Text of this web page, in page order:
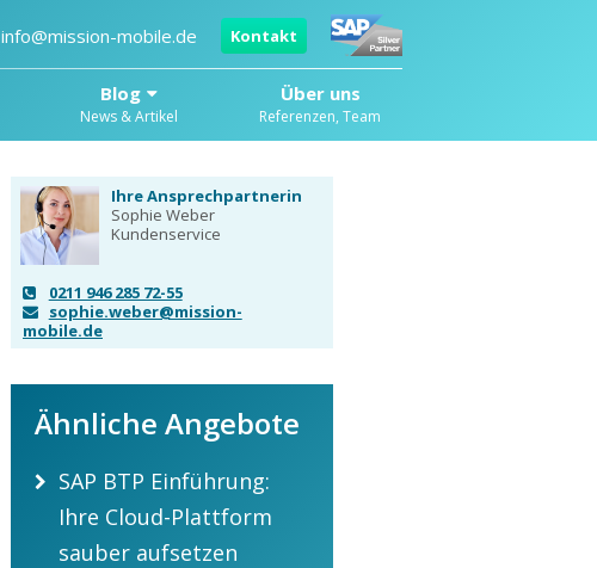
info@mission-mobile.de Kontakt
Blog
News & Artikel
Über uns
Referenzen, Team
Ihre Ansprechpartnerin
Sophie Weber
Kundenservice
0211 946 285 72-55
sophie.weber@mission-
mobile.de
Ähnliche Angebote
SAP BTP Einführung:
Ihre Cloud-Plattform
sauber aufsetzen